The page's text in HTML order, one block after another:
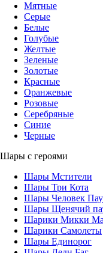
Мятные
Серые
Белые
Голубые
Желтые
Зеленые
Золотые
Красные
Оранжевые
Розовые
Серебряные
Синие
Черные
Шары с героями
Шары Мстители
Шары Три Кота
Шары Человек
Шары Щенячий
Шарики Микки
Шарики Самолеты
Шары Единорог